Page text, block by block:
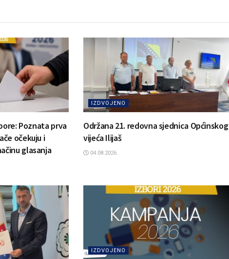
Poznata prva
očekuju i
glasanja
IZDVOJENO
Održana 21. redovna sjednica Općinskog
vijeća Ilijaš
04.08.2026.
IZDVOJENO